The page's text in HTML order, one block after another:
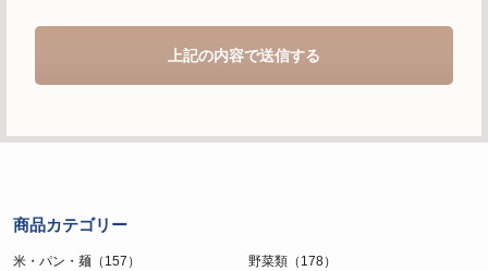
情報を第三者に提供することはありません。
す。
的の通知・開示・内容の訂正・追加または削除・利用の停止・消去お
よび第三者への提供の停止（「開示等」といいます。）に応じます。
上記の内容で送信する
商品カテゴリー
米・パン・麺（157） 野菜類（178）